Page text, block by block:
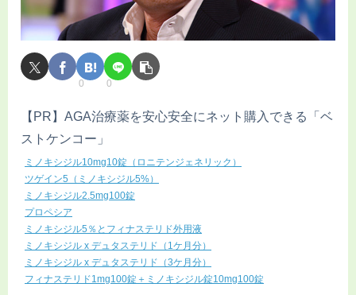
0 0
【PR】AGA治療薬を安心安全にネット購入できる「ベ
ストケンコー」
ミノキシジル10mg10錠（ロニテンジェネリック）
ツゲイン5（ミノキシジル5%）
ミノキシジル2.5mg100錠
プロペシア
ミノキシジル5％とフィナステリド外用液
ミノキシジル x デュタステリド（1ケ月分）
ミノキシジル x デュタステリド（3ケ月分）
フィナステリド1mg100錠＋ミノキシジル錠10mg100錠